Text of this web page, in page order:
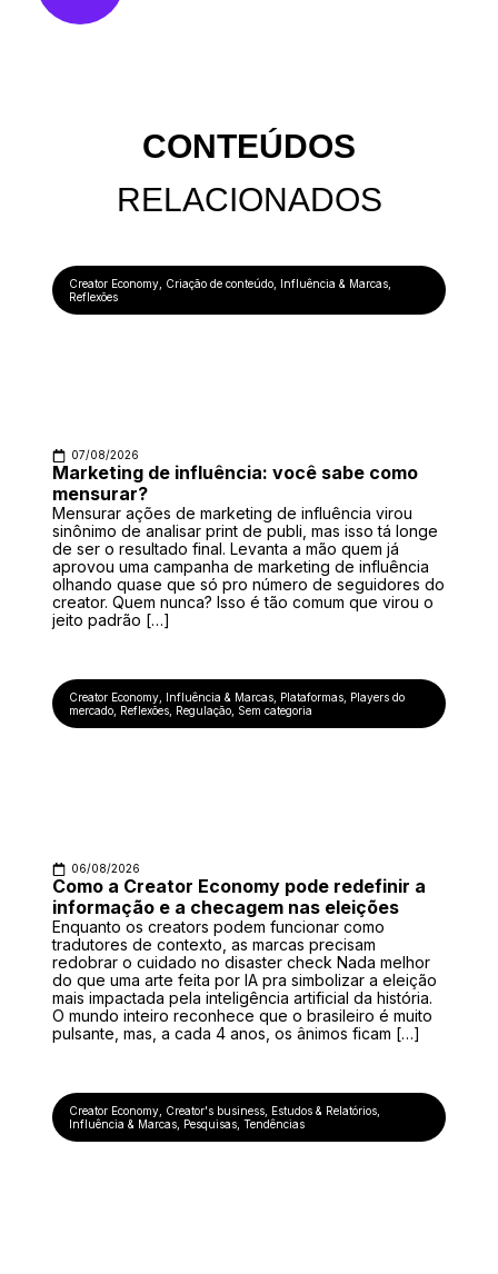
CONTEÚDOS
RELACIONADOS
Creator Economy Criação de conteúdo Influência & Marcas
Reflexões
07/08/2026
Marketing de influência: você sabe como
mensurar?
Mensurar ações de marketing de influência virou
sinônimo de analisar print de publi, mas isso tá longe
de ser o resultado final. Levanta a mão quem já
aprovou uma campanha de marketing de influência
olhando quase que só pro número de seguidores do
creator. Quem nunca? Isso é tão comum que virou o
jeito padrão […]
Creator Economy Influência & Marcas Plataformas Players do
mercado Reflexões Regulação Sem categoria
06/08/2026
Como a Creator Economy pode redefinir a
informação e a checagem nas eleições
Enquanto os creators podem funcionar como
tradutores de contexto, as marcas precisam
redobrar o cuidado no disaster check Nada melhor
do que uma arte feita por IA pra simbolizar a eleição
mais impactada pela inteligência artificial da história.
O mundo inteiro reconhece que o brasileiro é muito
pulsante, mas, a cada 4 anos, os ânimos ficam […]
Creator Economy Creator's business Estudos & Relatórios
Influência & Marcas Pesquisas ,Tendências